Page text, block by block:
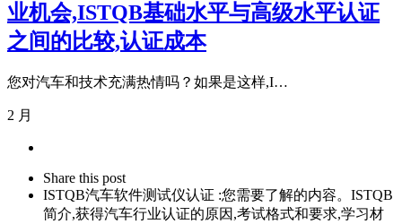
业机会,ISTQB基础水平与高级水平认证
之间的比较,认证成本
您对汽车和技术充满热情吗？如果是这样,I…
2 月
post
Share this postClose
sharing
box
ISTQB汽车软件测试仪认证 :您需要了解的内容。ISTQB
简介,获得汽车行业认证的原因,考试格式和要求,学习材